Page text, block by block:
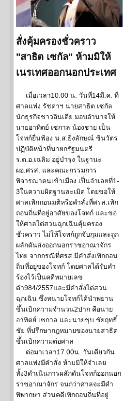
สั่งคุ้มครองชั่วคราว
"สาธิต เซกัล" ห้ามมิให้
เนรเทศออกนอกประเทศ
เมื่อเวลา10.00 น. วันที่14มี.ค. ที่
ศาลแพ่ง รัชดาฯ นายสาธิต เซกัล
นักธุรกิจชาวอินเดีย มอบอำนาจให้
นายอาทิตย์ เซกาล น้องชาย เป็น
โจทก์ยื่นฟ้อง น.ส.ยิ่งลักษณ์ ชินวัตร
ปฏิบัติหน้าที่นายกรัฐมนตรี
ร.ต.อ.เฉลิม อยู่บำรุง ในฐานะ
ผอ.ศรส. และคณะกรรมการ
พิจารณาคนเข้าเมือง เป็นจำเลยที่1-
3ในความผิดฐานละเมิด โดยขอให้
ศาลเพิกถอนมติหรือคำสั่งที่ศรส.เพิก
ถอนถิ่นที่อยู่อาศัยของโจทก์ และขอ
ให้ศาลไต่สวนฉุกเฉินคุ้มครอง
ชั่วคราว ไม่ให้โจทก์ถูกจับกุมและถูก
ผลักดันส่งออกนอกราชอาณาจักร
ไทย จากกรณีที่ศรส.มีคำสั่งเพิกถอน
ถิ่นที่อยู่ของโจทก์ โดยศาลได้รับคำ
ร้องไว้เป็นคดีหมายเลข
ดำ984/2557และมีคำสั่งไต่สวน
ฉุกเฉิน ซึ่งทนายโจทก์ได้นำพยาน
ขึ้นเบิกความจำนวน2ปาก คือนาย
อาทิตย์ เซกาล และนายชุบ ชัยฤทธิ์
ชัย ที่ปรึกษากฎหมายของนายสาธิต
ขึ้นเบิกความต่อศาล
ต่อมาเวลา17.00น. วันเดียวกัน
ศาลแพ่งมีคำสั่ง ห้ามมิให้จำเลย
ทั้ง3ดำเนินการผลักดันโจทก์ออกนอก
ราชอาณาจักร จนกว่าศาลจะมีคำ
พิพากษา ส่วนคดีเพิกถอนถิ่นที่อยู่